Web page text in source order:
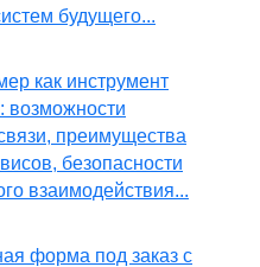
будущего...
как инструмент
возможности
преимущества
безопасности
взаимодействия...
форма под заказ с